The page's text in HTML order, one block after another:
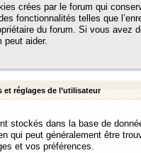
crées par le forum qui
fonctionnalités telles que
du forum. Si vous avez
peut aider.
et réglages de l’utilisateur
stockés dans la base de
qui peut généralement être
et vos préférences.